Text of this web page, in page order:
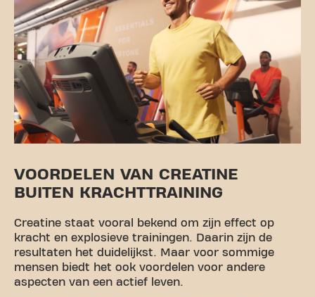
VOORDELEN VAN CREATINE
BUITEN KRACHTTRAINING
Creatine staat vooral bekend om zijn effect op
kracht en explosieve trainingen. Daarin zijn de
resultaten het duidelijkst. Maar voor sommige
mensen biedt het ook voordelen voor andere
aspecten van een actief leven.